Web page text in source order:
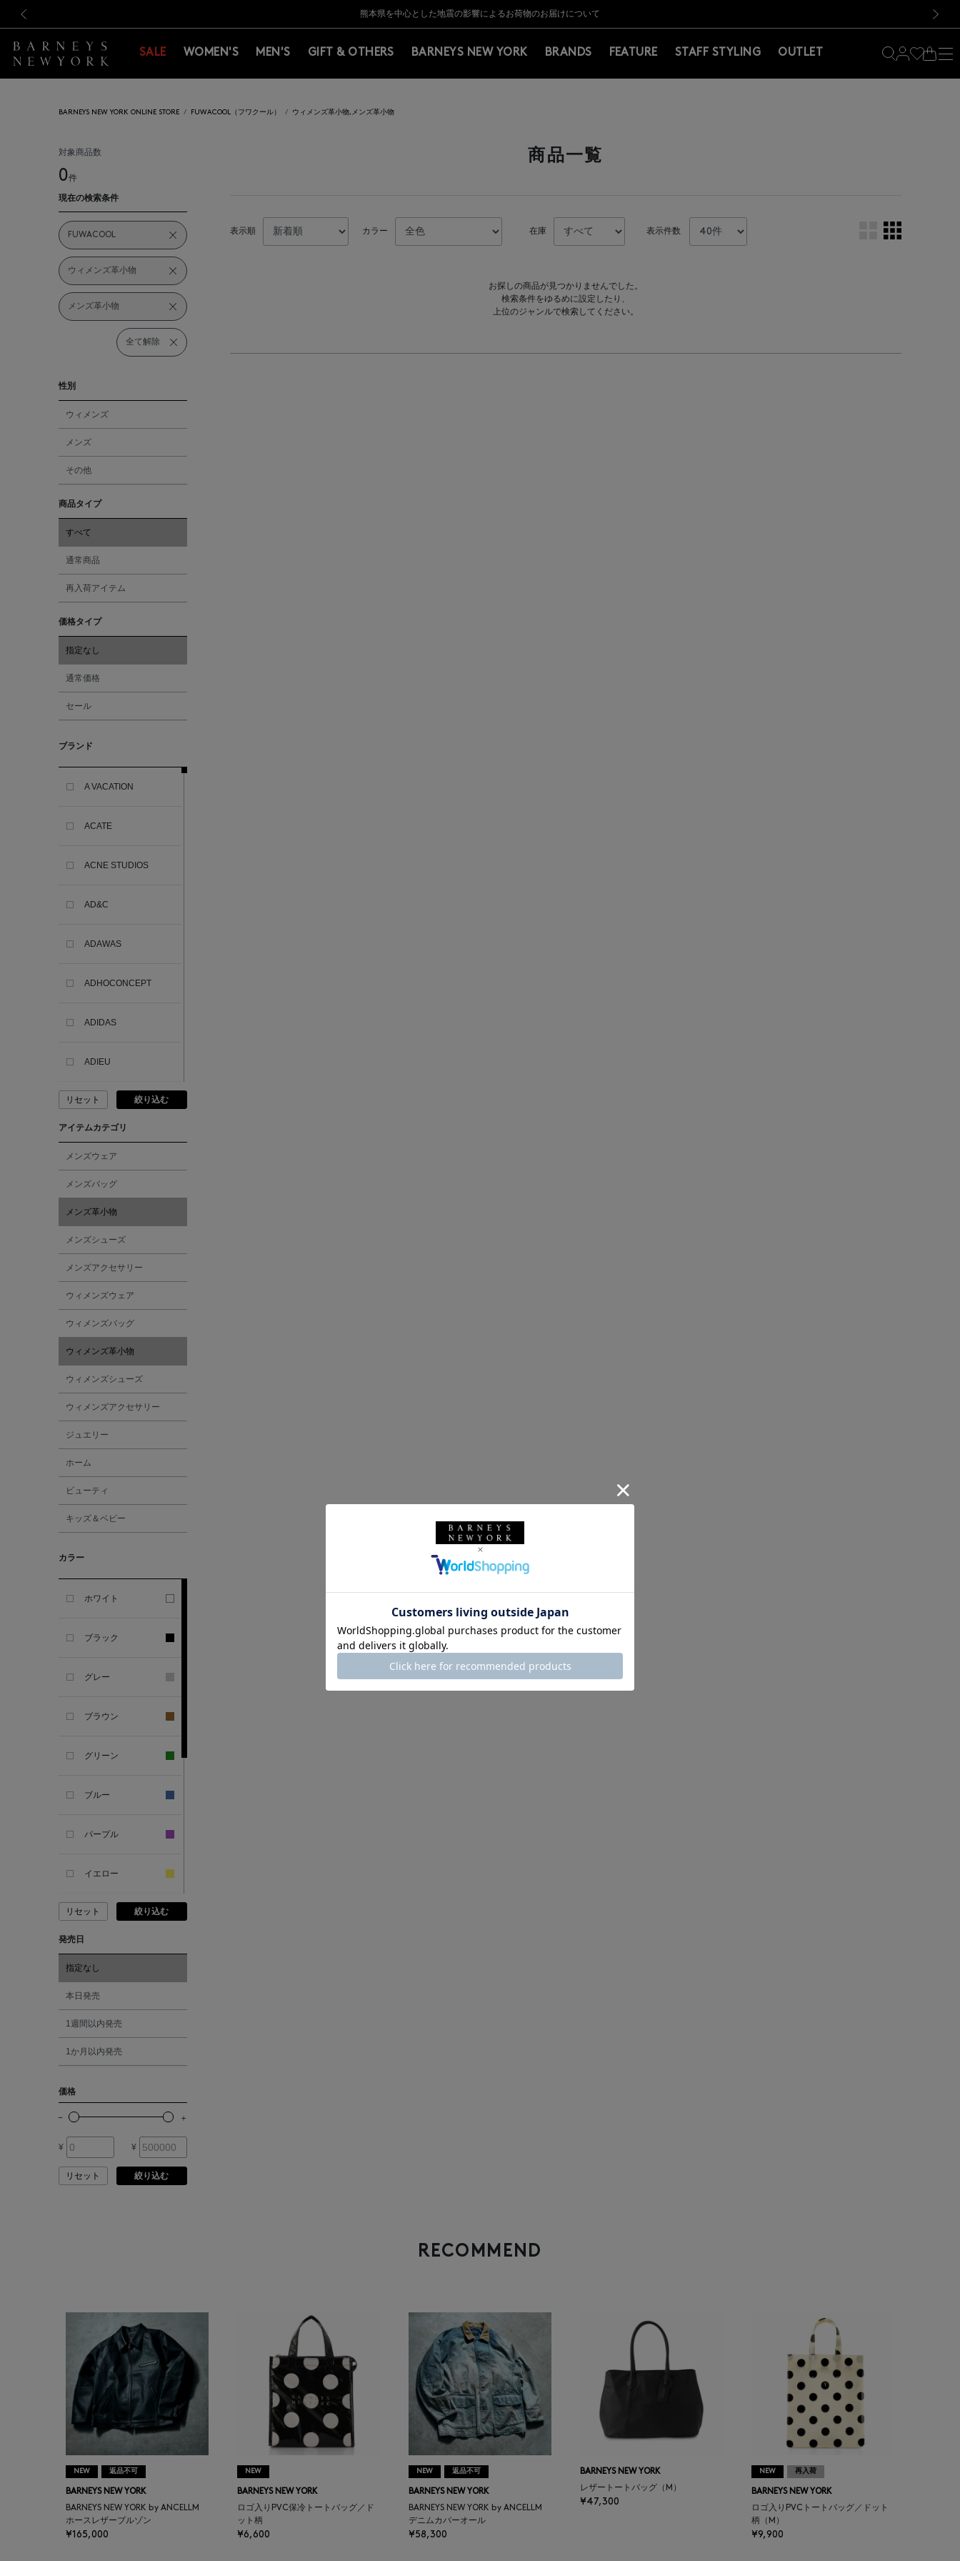
新規登録のお客様も対象！＜MY BARNEYS＞会員のお客様は11,000円（税込）以上のお買上げで常時送料無料！お買い物の際は会員登録を！
【夏季休業に伴う返品・交換承り一時停止のお知らせ】（2026.8.5）
熊本県を中心とした地震の影響によるお荷物のお届けについて
【開催中】SUMMER SALEのご案内・ご注意事項
新規登録のお客様も対象！＜MY BARNEYS＞会員のお客様は11,000円（税込）以上のお買上げで常時送料無料！お買い物の際は会員登録を！
【夏季休業に伴う返品・交換承り一時停止のお知らせ】（2026.8.5）
SALE WOMEN'S MEN'S GIFT & OTHERS BARNEYS NEW YORK BRANDS FEATURE STAFF STYLING OUTLET
BARNEYS NEW YORK ONLINE STORE FUWACOOL（フワクール） ウィメンズ革小物,メンズ革小物
対象商品数
0件
現在の検索条件
FUWACOOL
ウィメンズ革小物
メンズ革小物
全て解除
性別
ウィメンズ
メンズ
その他
商品タイプ
すべて
通常商品
再入荷アイテム
価格タイプ
指定なし
通常価格
セール
ブランド
A VACATION
ACATE
ACNE STUDIOS
AD&C
ADAWAS
ADHOCONCEPT
ADIDAS
ADIEU
ADLIN HUE
ADVISORY BOARD
CRYSTALS
AKIKO OGAWA.
ALBERT THURSTON
ALESSANDRO
ALL THE WAYS TO SAY
ALPO
AMIRI
ANCELLM
ANCIENT GREEK
ASAUCE MELER
FIRENZE
BAKUNE
BALENCIAGA
BARBA
BARNEYS NEWYORK
BEAUTY
BASERANGE
リセット 絞り込む
アイテムカテゴリ
メンズウェア
メンズバッグ
メンズ革小物
メンズシューズ
メンズアクセサリー
ウィメンズウェア
ウィメンズバッグ
ウィメンズ革小物
ウィメンズシューズ
ウィメンズアクセサリー
ジュエリー
ホーム
ビューティ
キッズ＆ベビー
カラー
ホワイト
ブラック
グレー
ブラウン
グリーン
ブルー
パープル
イエロー
ピンク
レッド
オレンジ
シルバー
リセット 絞り込む
発売日
指定なし
本日発売
1週間以内発売
1か月以内発売
価格
¥ ¥
リセット 絞り込む
商品一覧
表示順 カラー 在庫 表示件数
お探しの商品が見つかりませんでした。
検索条件をゆるめに設定したり、
上位のジャンルで検索してください。
RECOMMEND
NEW 返品不可
BARNEYS NEW YORK
BARNEYS NEW YORK by ANCELLM
ホースレザーブルゾン
¥165,000
NEW
BARNEYS NEW YORK
ロゴ入りPVC保冷トートバッグ／ド
ット柄
¥6,600
NEW 返品不可
BARNEYS NEW YORK
BARNEYS NEW YORK by ANCELLM
デニムカバーオール
¥58,300
BARNEYS NEW YORK
レザートートバッグ（M）
¥47,300
NEW 再入荷
BARNEYS NEW YORK
ロゴ入りPVCトートバッグ／ドット
柄（M）
¥9,900